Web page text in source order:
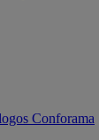
Conforama